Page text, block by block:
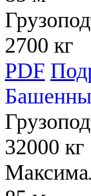
2700 кг
PDF
32000 кг